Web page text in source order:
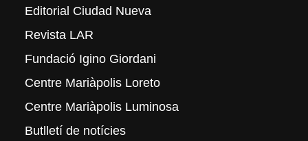
Editorial Ciudad Nueva
Revista LAR
Fundació Igino Giordani
Centre Mariàpolis Loreto
Centre Mariàpolis Luminosa
Butlletí de notícies